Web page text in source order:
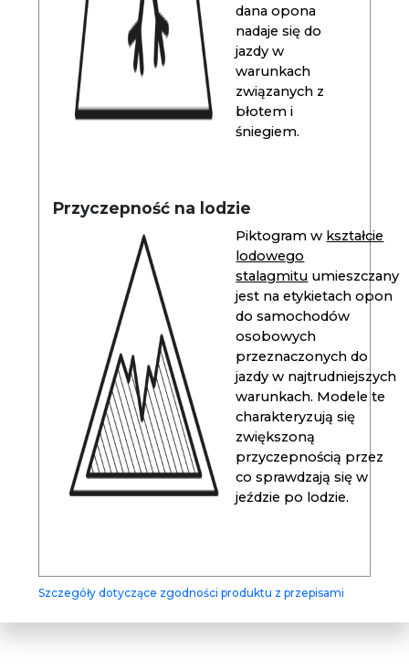
dana opona
nadaje się do
jazdy w
warunkach
związanych z
błotem i
śniegiem.
Przyczepność na lodzie
Piktogram w kształcie
lodowego
stalagmitu umieszczany
jest na etykietach opon
do samochodów
osobowych
przeznaczonych do
jazdy w najtrudniejszych
warunkach. Modele te
charakteryzują się
zwiększoną
przyczepnością przez
co sprawdzają się w
jeździe po lodzie.
Szczegóły dotyczące zgodności produktu z przepisami